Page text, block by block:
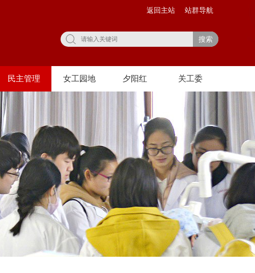
返回主站 站群导航
搜索
民主管理 女工园地 夕阳红 关工委